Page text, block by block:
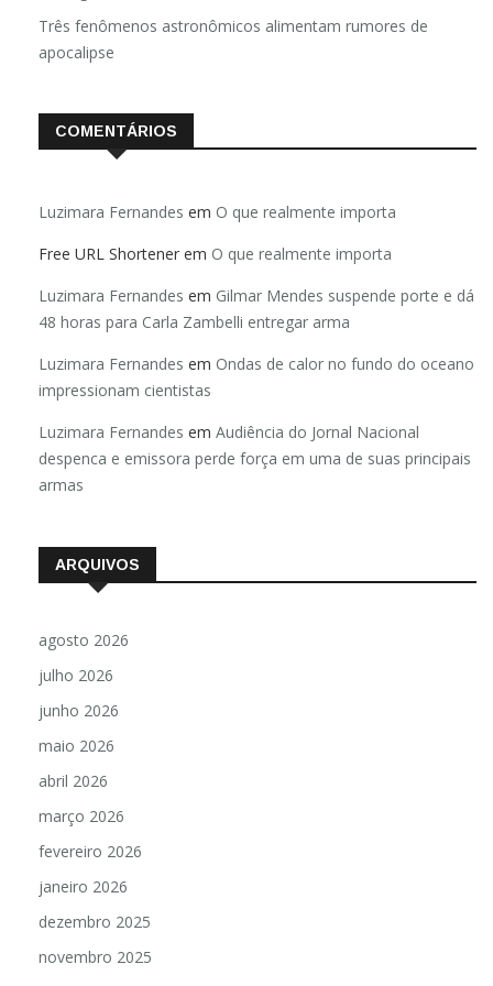
Três fenômenos astronômicos alimentam rumores de
apocalipse
COMENTÁRIOS
Luzimara Fernandes em O que realmente importa
Free URL Shortener em O que realmente importa
Luzimara Fernandes em Gilmar Mendes suspende porte e dá
48 horas para Carla Zambelli entregar arma
Luzimara Fernandes em Ondas de calor no fundo do oceano
impressionam cientistas
Luzimara Fernandes em Audiência do Jornal Nacional
despenca e emissora perde força em uma de suas principais
armas
ARQUIVOS
agosto 2026
julho 2026
junho 2026
maio 2026
abril 2026
março 2026
fevereiro 2026
janeiro 2026
dezembro 2025
novembro 2025